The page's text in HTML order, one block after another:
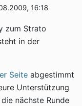
16:18
zum Strato
in der
Seite abgestimmt
Unterstützung
nächste Runde